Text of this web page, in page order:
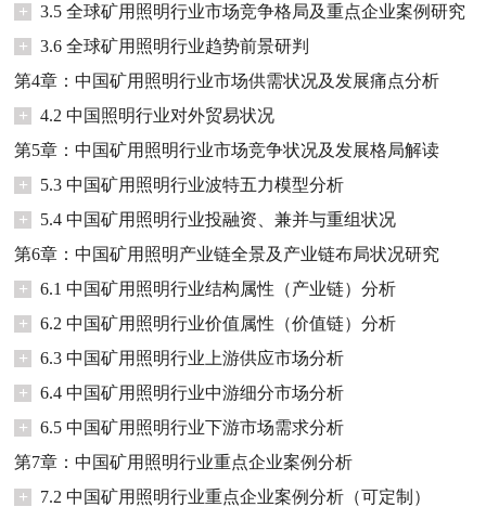
+
3.5 全球矿用照明行业市场竞争格局及重点企业案例研究
+
3.6 全球矿用照明行业趋势前景研判
第4章：中国矿用照明行业市场供需状况及发展痛点分析
+
4.2 中国照明行业对外贸易状况
第5章：中国矿用照明行业市场竞争状况及发展格局解读
+
5.3 中国矿用照明行业波特五力模型分析
+
5.4 中国矿用照明行业投融资、兼并与重组状况
第6章：中国矿用照明产业链全景及产业链布局状况研究
+
6.1 中国矿用照明行业结构属性（产业链）分析
+
6.2 中国矿用照明行业价值属性（价值链）分析
+
6.3 中国矿用照明行业上游供应市场分析
+
6.4 中国矿用照明行业中游细分市场分析
+
6.5 中国矿用照明行业下游市场需求分析
第7章：中国矿用照明行业重点企业案例分析
+
7.2 中国矿用照明行业重点企业案例分析（可定制）